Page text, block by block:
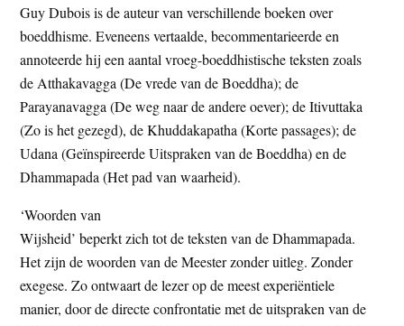
i
t
e
z
e
s
i
t
e
Guy Dubois is de auteur van verschillende boeken over
boeddhisme. Eveneens vertaalde, becommentarieerde en
annoteerde hij een aantal vroeg-boeddhistische teksten zoals
de Atthakavagga (De vrede van de Boeddha); de
Parayanavagga (De weg naar de andere oever); de Itivuttaka
(Zo is het gezegd), de Khuddakapatha (Korte passages); de
Udana (Geïnspireerde Uitspraken van de Boeddha) en de
Dhammapada (Het pad van waarheid).
‘Woorden van
Wijsheid’ beperkt zich tot de teksten van de Dhammapada.
Het zijn de woorden van de Meester zonder uitleg. Zonder
exegese. Zo ontwaart de lezer op de meest experiëntiele
manier, door de directe confrontatie met de uitspraken van de